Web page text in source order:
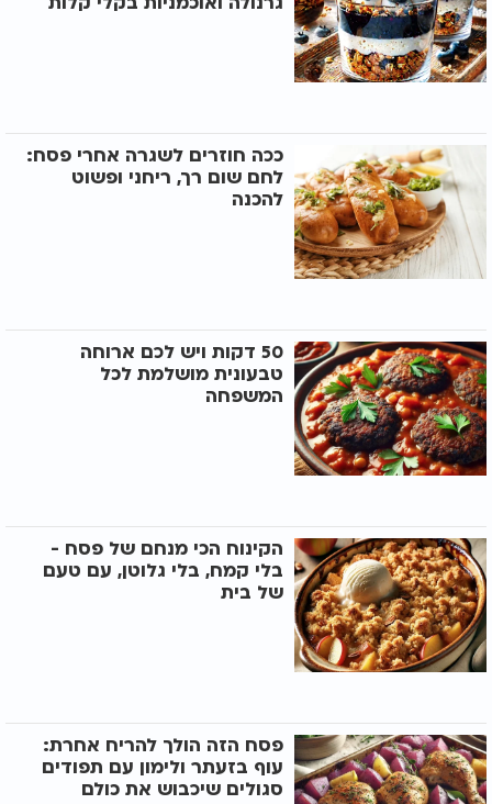
ככה חוזרים לשגרה אחרי פסח:
לחם שום רך, ריחני ופשוט
להכנה
50 דקות ויש לכם ארוחה
טבעונית מושלמת לכל
המשפחה
הקינוח הכי מנחם של פסח -
בלי קמח, בלי גלוטן, עם טעם
של בית
פסח הזה הולך להריח אחרת:
עוף בזעתר ולימון עם תפודים
סגולים שיכבוש את כולם